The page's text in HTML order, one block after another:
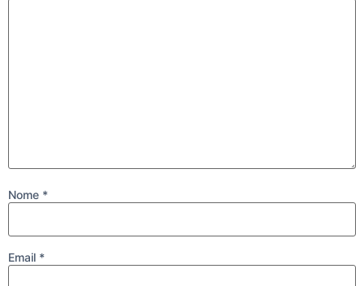
Nome *
Email *